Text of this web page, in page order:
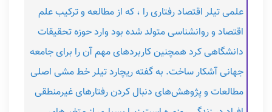
علمی تیلر اقتصاد رفتاری را ، که از مطالعه و ترکیب علم
اقتصاد و روانشناسی متولد شده بود وارد حوزه تحقیقات
دانشگاهی کرد همچنین کاربردهای مهم آن را برای جامعه
جهانی آشکار ساخت. به گفته ریچارد تیلر خط مشی اصلی
مطالعات و پژوهش‌های دنبال کردن رفتارهای غیرمنطقی